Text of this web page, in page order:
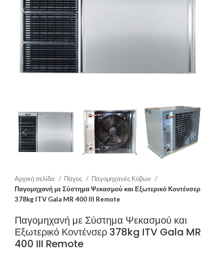
Αρχική σελίδα Πάγος
Παγομηχανές Κύβων
Παγομηχανή με Σύστημα Ψεκασμού και Εξωτερικό Κοντένσερ
378kg ITV Gala MR 400 III Remote
Παγομηχανή με Σύστημα Ψεκασμού και
Εξωτερικό Κοντένσερ 378kg ITV Gala MR
400 III Remote